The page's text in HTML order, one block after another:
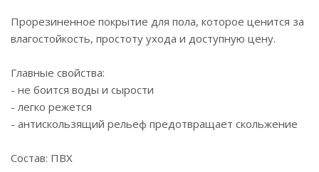
Прорезиненное покрытие для пола, которое ценится за
влагостойкость, простоту ухода и доступную цену.
Главные свойства:
- не боится воды и сырости
- легко режется
- антискользящий рельеф предотвращает скольжение
Состав: ПВХ